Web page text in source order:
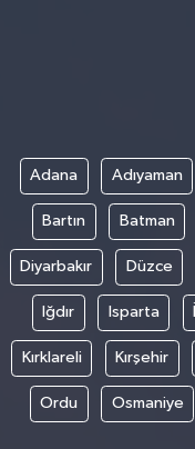
Adana Adıyaman
Bartın Batman
Diyarbakır Düzce
Iğdır Isparta
Kırklareli Kırşehir
Ordu Osmaniye